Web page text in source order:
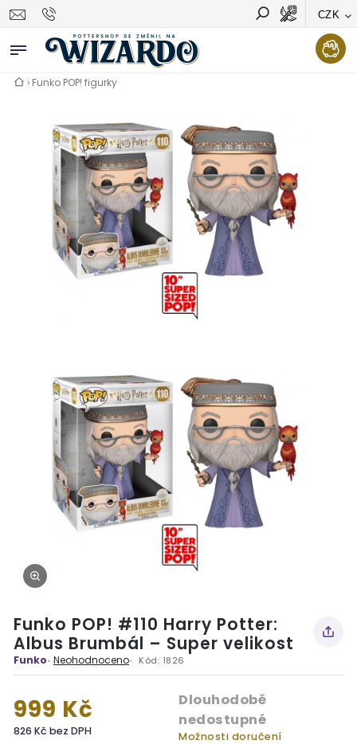
CZK
Vyhledávání Hledat
› Funko POP! figurky
Funko POP! #110 Harry Potter:
Albus Brumbál – Super velikost
Funko Neohodnoceno Kód: 1826
999 Kč
826 Kč bez DPH
Dlouhodobě
nedostupné
Možnosti doručení